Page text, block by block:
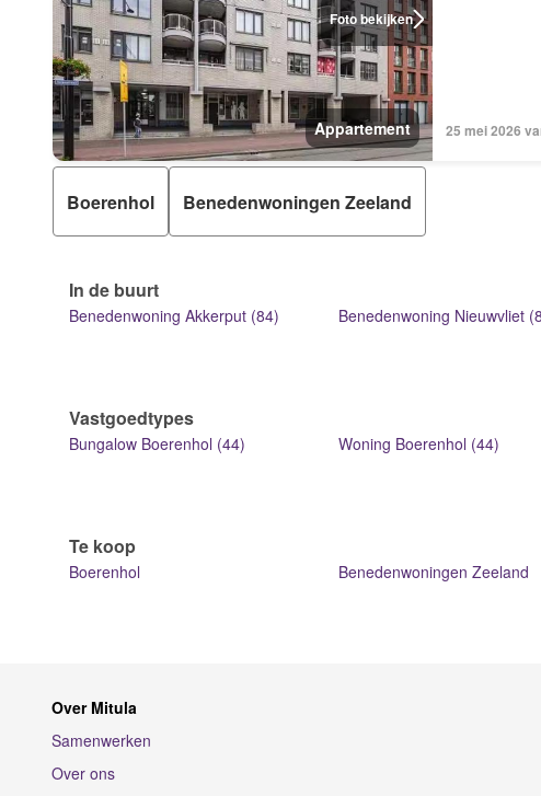
Foto bekijken
Appartement 25 mei 2026
Boerenhol Benedenwoningen Zeeland
In de buurt
Benedenwoning Akkerput (84) Benedenwoning Nieuwvliet
Vastgoedtypes
Bungalow Boerenhol (44) Woning Boerenhol (44)
Te koop
Boerenhol Benedenwoningen Zeeland
Over Mitula
Samenwerken
Over ons